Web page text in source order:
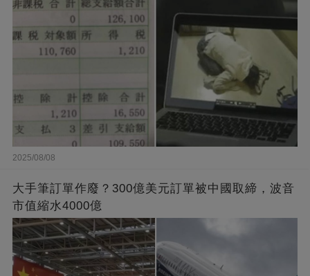
2025/08/08
大手筆訂單作廢？300億美元訂單被中國取締，波音
市值縮水4000億